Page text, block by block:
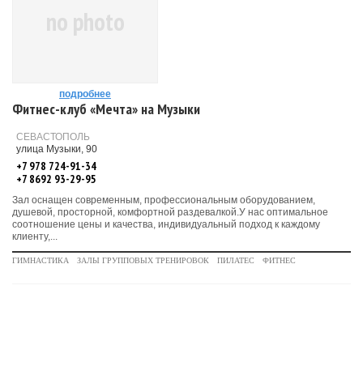
no photo
подробнее
Фитнес-клуб «Мечта» на Музыки
СЕВАСТОПОЛЬ
улица Музыки, 90
+7 978 724-91-34
+7 8692 93-29-95
Зал оснащен современным, профессиональным оборудованием,
душевой, просторной, комфортной раздевалкой.У нас оптимальное
соотношение цены и качества, индивидуальный подход к каждому
клиенту,...
ГИМНАСТИКА ЗАЛЫ ГРУППОВЫХ ТРЕНИРОВОК ПИЛАТЕС ФИТНЕС